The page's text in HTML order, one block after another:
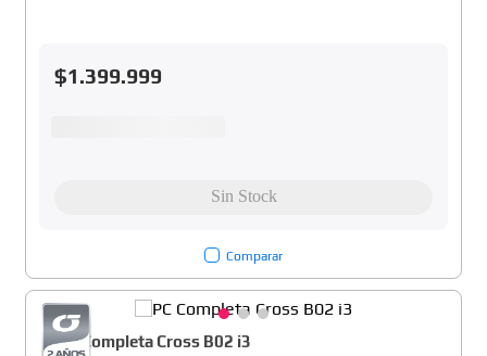
$1.399.999
Comparar
PC Completa Cross B02 i3